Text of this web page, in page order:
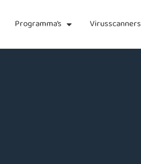
Programma’s Virusscanners